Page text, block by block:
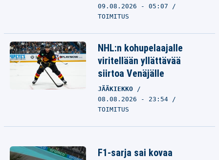
09.08.2026 - 05:07
TOIMITUS
NHL:n kohupelaajalle
viritellään yllättävää
siirtoa Venäjälle
JÄÄKIEKKO
08.08.2026 - 23:54
TOIMITUS
F1-sarja sai kovaa